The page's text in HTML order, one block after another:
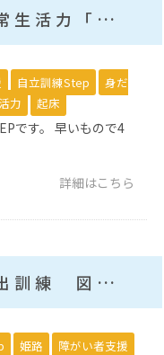
(自立訓練STEP) 日常生活力「生活リズム」
自立訓練Step
身だ
力 起床
です。 早いもので4
詳細はこちら
(自立訓練STEP) 外出訓練 図書館
姫路 障がい者支援